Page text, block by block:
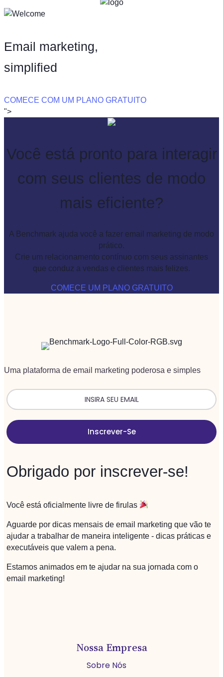
Email marketing,
simpliﬁed
COMECE COM UM PLANO GRATUITO
">
Você está pronto para interagir
com seus clientes de modo
mais eficiente?
A Benchmark ajuda você a fazer email marketing de modo
prático.
Crie um relacionamento contínuo com seus assinantes
que conduz a vendas e clientes mais felizes.
COMECE UM PLANO GRATUITO
Uma plataforma de email marketing poderosa e simples
Inscrever-Se
Obrigado por inscrever-se!
Você está oficialmente livre de firulas
Aguarde por dicas mensais de email marketing que vão te
ajudar a trabalhar de maneira inteligente - dicas práticas e
executáveis que valem a pena.
Estamos animados em te ajudar na sua jornada com o
email marketing!
Nossa Empresa
Sobre Nós